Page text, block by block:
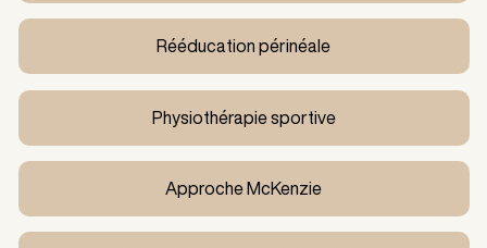
Rééducation périnéale
Physiothérapie sportive
Approche McKenzie